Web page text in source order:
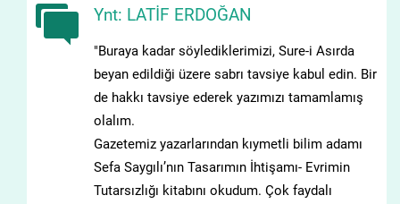
Ynt: LATİF ERDOĞAN
"Buraya kadar söylediklerimizi, Sure-i Asırda
beyan edildiği üzere sabrı tavsiye kabul edin. Bir
de hakkı tavsiye ederek yazımızı tamamlamış
olalım.
Gazetemiz yazarlarından kıymetli bilim adamı
Sefa Saygılı’nın Tasarımın İhtişamı- Evrimin
Tutarsızlığı kitabını okudum. Çok faydalı